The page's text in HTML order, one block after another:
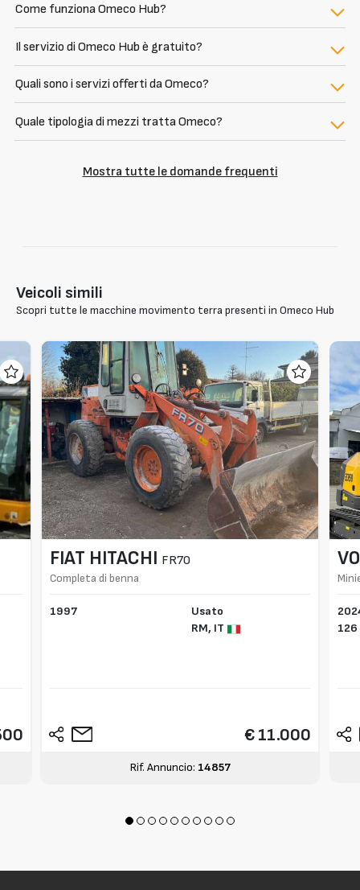
Come funziona Omeco Hub?
Il servizio di Omeco Hub è gratuito?
Quali sono i servizi offerti da Omeco?
Quale tipologia di mezzi tratta Omeco?
Mostra tutte le domande frequenti
Veicoli simili
Scopri tutte le macchine movimento terra presenti in Omeco Hub
FIAT HITACHI FR70
Completa di benna
1997
Usato
RM, IT
€ 11.000
Rif. Annuncio: 14857
126